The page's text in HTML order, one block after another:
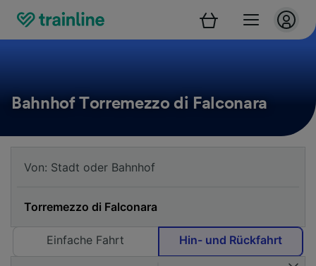
Bahnhof Torremezzo di Falconara
Einfache Fahrt Hin- und Rückfahrt